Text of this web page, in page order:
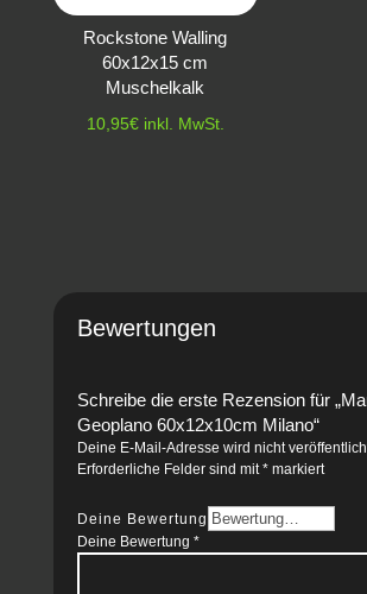
Rockstone Walling
60x12x15 cm
Muschelkalk
10,95€ inkl. MwSt.
Bewertungen
Schreibe die erste Rezension für
Geoplano 60x12x10cm Milano“
Deine E-Mail-Adresse wird nicht
Erforderliche Felder sind mit*markiert
Deine Bewertung
Deine Bewertung *